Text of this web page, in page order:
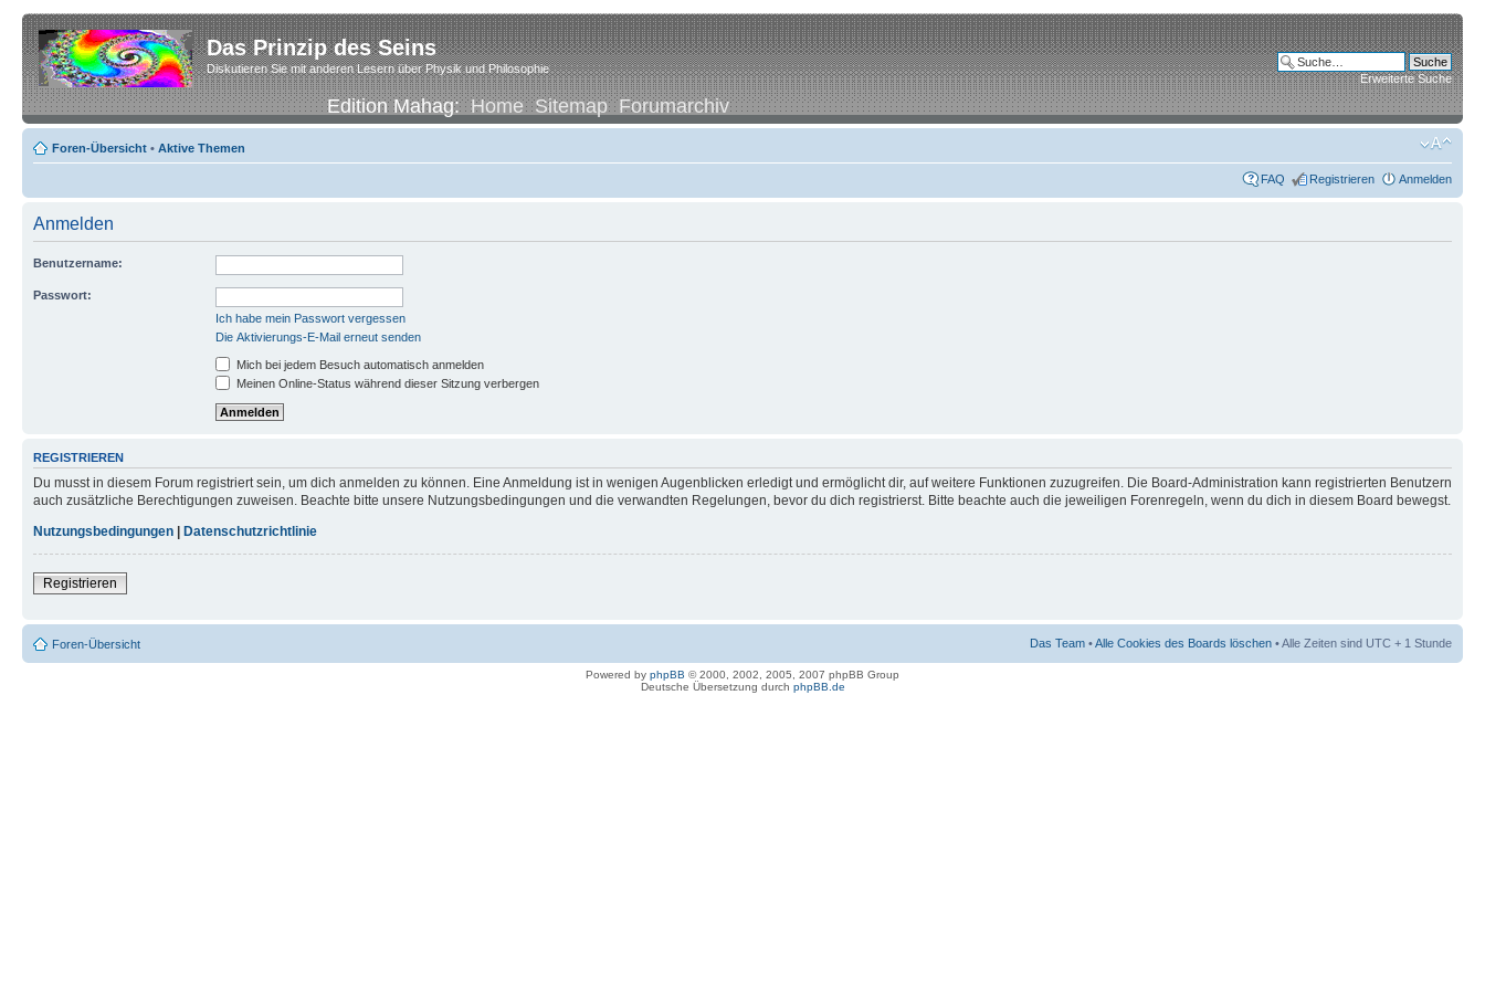
Das Prinzip des Seins
Diskutieren Sie mit anderen Lesern über Physik und Philosophie
Edition Mahag:Home Sitemap Forumarchiv
Erweiterte Suche
Foren-Übersicht • Aktive Themen
FAQ Registrieren Anmelden
Anmelden
Benutzername:
Passwort:
Ich habe mein Passwort vergessen
Die Aktivierungs-E-Mail erneut senden
Mich bei jedem Besuch automatisch anmelden
Meinen Online-Status während dieser Sitzung verbergen
REGISTRIEREN
Du musst in diesem Forum registriert sein, um dich anmelden zu können. Eine Anmeldung ist in wenigen Augenblicken erledigt und ermöglicht dir, auf weitere Funktionen zuzugreifen. Die Board-Administration kann registrierten Benutzern
auch zusätzliche Berechtigungen zuweisen. Beachte bitte unsere Nutzungsbedingungen und die verwandten Regelungen, bevor du dich registrierst. Bitte beachte auch die jeweiligen Forenregeln, wenn du dich in diesem Board bewegst.
Nutzungsbedingungen
Datenschutzrichtlinie
Registrieren
Foren-Übersicht Das Team •Alle Cookies des Boards löschen • Alle Zeiten sind UTC + 1 Stunde
Powered by phpBB © 2000, 2002, 2005, 2007 phpBB Group
Deutsche Übersetzung durch phpBB.de